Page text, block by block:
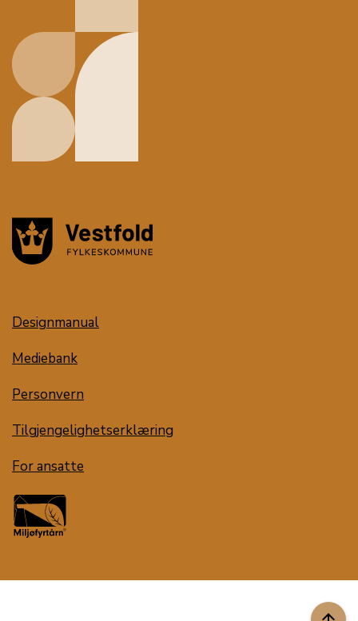
Designmanual
Mediebank
Personvern
Tilgjengelighetserklæring
For ansatte